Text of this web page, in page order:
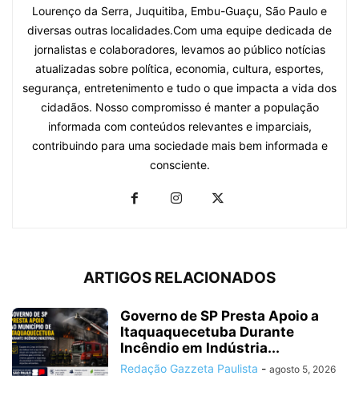
Lourenço da Serra, Juquitiba, Embu-Guaçu, São Paulo e
diversas outras localidades.Com uma equipe dedicada de
jornalistas e colaboradores, levamos ao público notícias
atualizadas sobre política, economia, cultura, esportes,
segurança, entretenimento e tudo o que impacta a vida dos
cidadãos. Nosso compromisso é manter a população
informada com conteúdos relevantes e imparciais,
contribuindo para uma sociedade mais bem informada e
consciente.
ARTIGOS RELACIONADOS
Governo de SP Presta Apoio a
Itaquaquecetuba Durante
Incêndio em Indústria...
Redação Gazzeta Paulista - agosto 5, 2026